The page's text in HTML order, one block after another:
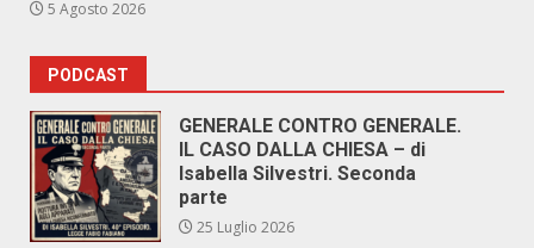
5 Agosto 2026
PODCAST
GENERALE CONTRO GENERALE.
IL CASO DALLA CHIESA – di
Isabella Silvestri. Seconda
parte
25 Luglio 2026